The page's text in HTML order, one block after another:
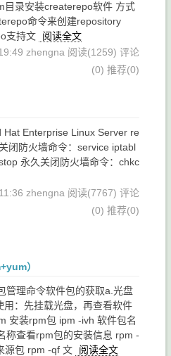
目录安装createrepo软件 方式
命令来创建repository
支持文
阅读全文
zhengna 阅读(1259) 评论
(0) 推荐(0)
Hat Enterprise Linux Server re
闭防火墙命令：service iptabl
永久关闭防火墙命令：chkc
zhengna 阅读(7767) 评论
(0) 推荐(0)
）
管理命令软件包的获取a.光盘
：先挂载光盘，再查看软件
安装rpm包 ipm -ivh 软件包名
称查看rpm包的安装信息 rpm -
源包 rpm -qf 文
阅读全文